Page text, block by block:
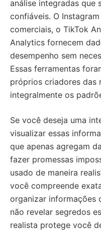
análise integradas que
confiáveis. O
comerciais, o TikTok
Analytics fornecem
desempenho sem
Essas ferramentas
próprios criadores das
integralmente os
Se você deseja uma
visualizar essas
que apenas agregam
fazer promessas
usado de maneira
você compreende
organizar informações
não revelar segredos
realista protege você